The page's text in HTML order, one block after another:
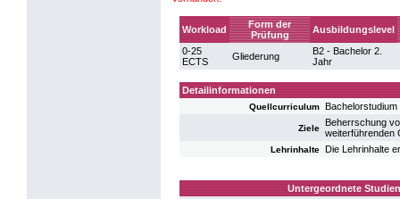
Workload
Form der
Prüfung
Ausbildungslevel
0-25
ECTS
Gliederung
B2 - Bachelor 2.
Jahr
Detailinformationen
Quellcurriculum Bachelorstudium
Ziele
Beherrschung
weiterführenden
Lehrinhalte Die Lehrinhalte
Untergeordnete